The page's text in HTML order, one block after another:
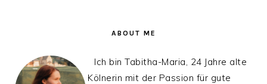
ABOUT ME
Ich bin Tabitha-Maria, 24 Jahre alte
Kölnerin mit der Passion für gute